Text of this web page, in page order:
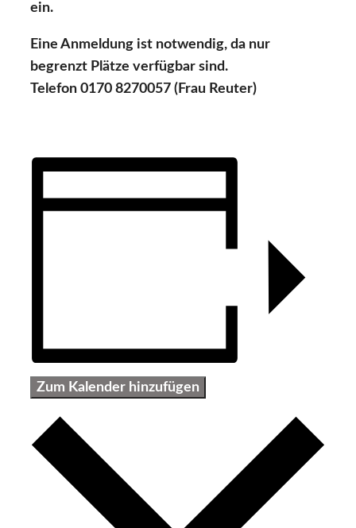
ein.
Eine Anmeldung ist notwendig, da nur
begrenzt Plätze verfügbar sind.
Telefon 0170 8270057 (Frau Reuter)
Zum Kalender hinzufügen